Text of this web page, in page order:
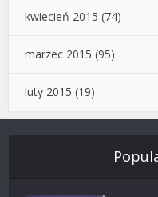
kwiecień 2015 (74)
marzec 2015 (95)
luty 2015 (19)